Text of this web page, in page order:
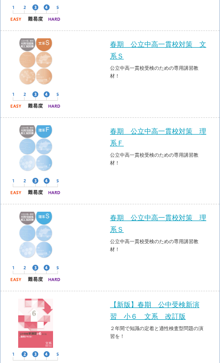
春期 公立中高一貫校対策 文
系Ｓ
公立中高一貫校受検のための専用講習教
材！
春期 公立中高一貫校対策 理
系Ｆ
公立中高一貫校受検のための専用講習教
材！
春期 公立中高一貫校対策 理
系Ｓ
公立中高一貫校受検のための専用講習教
材！
【新版】春期 公中受検新演
習 小６ 文系 改訂版
２年間で知識の定着と適性検査型問題の演
習を！